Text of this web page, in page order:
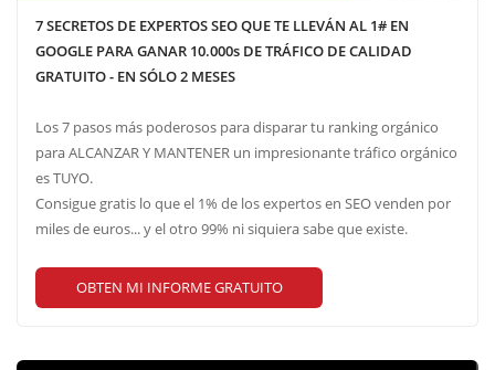
7 SECRETOS DE EXPERTOS SEO QUE TE LLEVÁN AL 1# EN
GOOGLE PARA GANAR 10.000s DE TRÁFICO DE CALIDAD
GRATUITO - EN SÓLO 2 MESES
Los 7 pasos más poderosos para disparar tu ranking orgánico
para ALCANZAR Y MANTENER un impresionante tráfico orgánico
es TUYO.
Consigue gratis lo que el 1% de los expertos en SEO venden por
miles de euros... y el otro 99% ni siquiera sabe que existe.
OBTEN MI INFORME GRATUITO